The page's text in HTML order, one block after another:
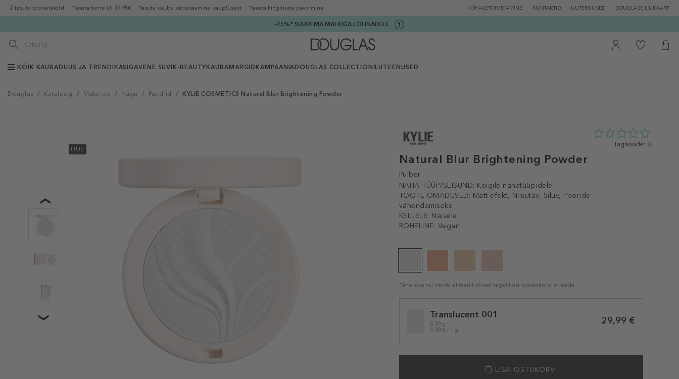
2 tasuta tootenäidist Tasuta tarne al. 39,95€ Tasuta kauba kättesaamine kauplusest Tasuta kingituste pakkimine KOHALETOIMETAMINE KONTAKTID ILUTEENUSED DOUGLASE ILUKAART
-25%* SUUREMA MAHUGA LÕHNADELE
KÕIK KAUBADUUS JA TRENDIKAS IGAVENE SUVI K-BEAUTY KAUBAMÄRGID KAMPAANIADOUGLAS COLLECTION ILUTEENUSED
Douglas / Kataloog / Make-up / Nägu / Puudrid / KYLIE COSMETICS Natural Blur Brightening Powder
UUS
Natural Blur Brightening Powder
Pulber
NAHA TÜÜP/SEISUND: Kõigile nahatüüpidele
TOOTE OMADUSED: Matt-efekt, Niisutav, Siluv, Pooride
vähendamiseks
KELLELE: Naisele
ROHELINE: Vegan
0
Tagasiside: 0
Tähelepanu! Värvid ekraanil võivad tegelikust tootevärvist erineda.
variationTranslucent 001
5.00 g
6,00 € / 1 g
29,99 €
LISA OSTUKORVI